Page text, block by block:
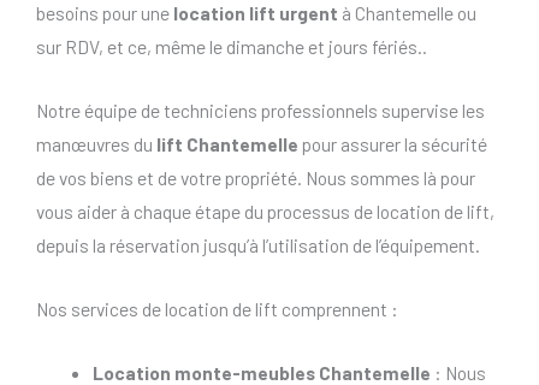
besoins pour une location lift urgent à Chantemelle ou
sur RDV, et ce, même le dimanche et jours fériés..
Notre équipe de techniciens professionnels supervise les
manœuvres du lift Chantemelle pour assurer la sécurité
de vos biens et de votre propriété. Nous sommes là pour
vous aider à chaque étape du processus de location de lift,
depuis la réservation jusqu’à l’utilisation de l’équipement.
Nos services de location de lift comprennent :
Location monte-meubles Chantemelle : Nous